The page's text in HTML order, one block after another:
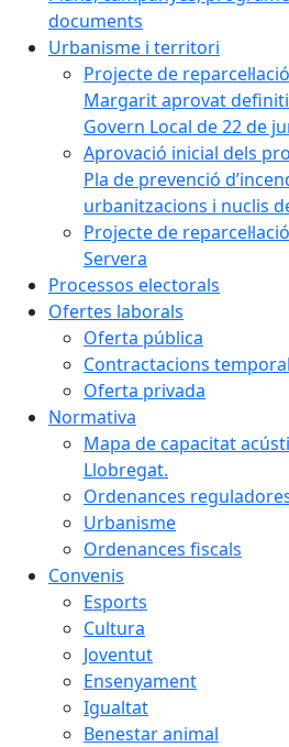
documents
Urbanisme i territori
Projecte de
Margarit aprovat
Govern Local de 22 de
Aprovació inicial dels
Pla de prevenció
urbanitzacions i nuclis
Projecte de
Servera
Processos electorals
Ofertes laborals
Oferta pública
Contractacions
Oferta privada
Normativa
Mapa de capacitat
Llobregat.
Ordenances
Urbanisme
Ordenances fiscals
Convenis
Esports
Cultura
Joventut
Ensenyament
Igualtat
Benestar animal